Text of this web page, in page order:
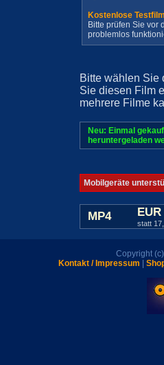
Kostenlose
Bitte prüfen Sie vor
problemlos
Bitte wählen Sie
Sie diesen Film
mehrere Filme
Neu: Einmal
heruntergeladen
Mobilgeräte
MP4
statt
Copyright
Kontakt / Impressum